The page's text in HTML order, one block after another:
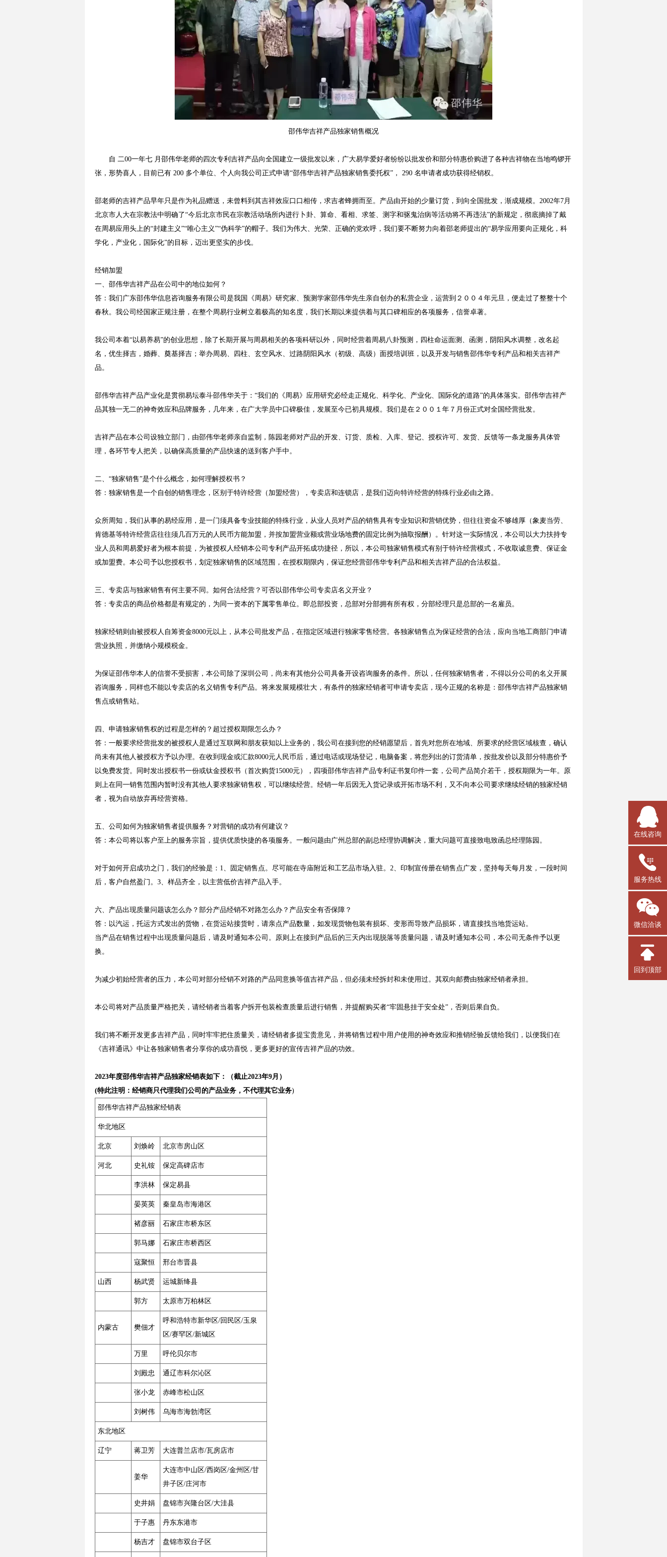
邵伟华吉祥产品独家销售概况
自 二00一年七 月邵伟华老师的四次专利吉祥产品向全国建立一级批发以来，广大易学爱好者纷纷以批发价和部分特惠价购进了各种吉祥物在当地鸣锣开
张，形势喜人，目前已有 200 多个单位、个人向我公司正式申请“邵伟华吉祥产品独家销售委托权”， 290 名申请者成功获得经销权。
邵老师的吉祥产品早年只是作为礼品赠送，未曾料到其吉祥效应口口相传，求吉者蜂拥而至。产品由开始的少量订货，到向全国批发，渐成规模。2002年7月
北京市人大在宗教法中明确了“今后北京市民在宗教活动场所内进行卜卦、算命、看相、求签、测字和驱鬼治病等活动将不再违法”的新规定，彻底摘掉了戴
在周易应用头上的“封建主义”“唯心主义”“伪科学”的帽子。我们为伟大、光荣、正确的党欢呼，我们要不断努力向着邵老师提出的“易学应用要向正规化，科
学化，产业化，国际化”的目标，迈出更坚实的步伐。
经销加盟
一、邵伟华吉祥产品在公司中的地位如何？
答：我们广东邵伟华信息咨询服务有限公司是我国《周易》研究家、预测学家邵伟华先生亲自创办的私营企业，运营到２００４年元旦，便走过了整整十个
春秋。我公司经国家正规注册，在整个周易行业树立着极高的知名度，我们长期以来提供着与其口碑相应的各项服务，信誉卓著。
我公司本着“以易养易”的创业思想，除了长期开展与周易相关的各项科研以外，同时经营着周易八卦预测，四柱命运面测、函测，阴阳风水调整，改名起
名，优生择吉，婚葬、奠基择吉；举办周易、四柱、玄空风水、过路阴阳风水（初级、高级）面授培训班，以及开发与销售邵伟华专利产品和相关吉祥产
品。
邵伟华吉祥产品产业化是贯彻易坛泰斗邵伟华关于：“我们的《周易》应用研究必经走正规化、科学化、产业化、国际化的道路”的具体落实。邵伟华吉祥产
品其独一无二的神奇效应和品牌服务，几年来，在广大学员中口碑极佳，发展至今已初具规模。我们是在２００１年７月份正式对全国经营批发。
吉祥产品在本公司设独立部门，由邵伟华老师亲自监制，陈园老师对产品的开发、订货、质检、入库、登记、授权许可、发货、反馈等一条龙服务具体管
理，各环节专人把关，以确保高质量的产品快速的送到客户手中。
二、“独家销售”是个什么概念，如何理解授权书？
答：独家销售是一个自创的销售理念，区别于特许经营（加盟经营），专卖店和连锁店，是我们迈向特许经营的特殊行业必由之路。
众所周知，我们从事的易经应用，是一门须具备专业技能的特殊行业，从业人员对产品的销售具有专业知识和营销优势，但往往资金不够雄厚（象麦当劳、
肯德基等特许经营店往往须几百万元的人民币方能加盟，并按加盟营业额或营业场地费的固定比例为抽取报酬）。针对这一实际情况，本公司以大力扶持专
业人员和周易爱好者为根本前提，为被授权人经销本公司专利产品开拓成功捷径，所以，本公司独家销售模式有别于特许经营模式，不收取诚意费、保证金
或加盟费。本公司予以您授权书，划定独家销售的区域范围，在授权期限内，保证您经营邵伟华专利产品和相关吉祥产品的合法权益。
三、专卖店与独家销售有何主要不同。如何合法经营？可否以邵伟华公司专卖店名义开业？
答：专卖店的商品价格都是有规定的，为同一资本的下属零售单位。即总部投资，总部对分部拥有所有权，分部经理只是总部的一名雇员。
独家经销则由被授权人自筹资金8000元以上，从本公司批发产品，在指定区域进行独家零售经营。各独家销售点为保证经营的合法，应向当地工商部门申请
营业执照，并缴纳小规模税金。
为保证邵伟华本人的信誉不受损害，本公司除了深圳公司，尚未有其他分公司具备开设咨询服务的条件。所以，任何独家销售者，不得以分公司的名义开展
咨询服务，同样也不能以专卖店的名义销售专利产品。将来发展规模壮大，有条件的独家经销者可申请专卖店，现今正规的名称是：邵伟华吉祥产品独家销
售点或销售站。
四、申请独家销售权的过程是怎样的？超过授权期限怎么办？
答：一般要求经营批发的被授权人是通过互联网和朋友获知以上业务的，我公司在接到您的经销愿望后，首先对您所在地域、所要求的经营区域核查，确认
尚未有其他人被授权方予以办理。在收到现金或汇款8000元人民币后，通过电话或现场登记，电脑备案，将您列出的订货清单，按批发价以及部分特惠价予
以免费发货。同时发出授权书一份或钛金授权书（首次购货15000元），四项邵伟华吉祥产品专利证书复印件一套，公司产品简介若干，授权期限为一年。原
则上在同一销售范围内暂时没有其他人要求独家销售权，可以继续经营。经销一年后因无入货记录或开拓市场不利，又不向本公司要求继续经销的独家经销
者，视为自动放弃再经营资格。
五、公司如何为独家销售者提供服务？对营销的成功有何建议？
答：本公司将以客户至上的服务宗旨，提供优质快捷的各项服务。一般问题由广州总部的副总经理协调解决，重大问题可直接致电致函总经理陈园。
对于如何开启成功之门，我们的经验是：1、固定销售点。尽可能在寺庙附近和工艺品市场入驻。2、印制宣传册在销售点广发，坚持每天每月发，一段时间
后，客户自然盈门。3、样品齐全，以主营低价吉祥产品入手。
六、产品出现质量问题该怎么办？部分产品经销不对路怎么办？产品安全有否保障？
答：以汽运，托运方式发出的货物，在货运站接货时，请亲点产品数量，如发现货物包装有损坏、变形而导致产品损坏，请直接找当地货运站。
当产品在销售过程中出现质量问题后，请及时通知本公司。原则上在接到产品后的三天内出现脱落等质量问题，请及时通知本公司，本公司无条件予以更
换。
为减少初始经营者的压力，本公司对部分经销不对路的产品同意换等值吉祥产品，但必须未经拆封和未使用过。其双向邮费由独家经销者承担。
本公司将对产品质量严格把关，请经销者当着客户拆开包装检查质量后进行销售，并提醒购买者“牢固悬挂于安全处”，否则后果自负。
我们将不断开发更多吉祥产品，同时牢牢把住质量关，请经销者多提宝贵意见，并将销售过程中用户使用的神奇效应和推销经验反馈给我们，以便我们在
《吉祥通讯》中让各独家销售者分享你的成功喜悦，更多更好的宣传吉祥产品的功效。
2023年度邵伟华吉祥产品独家经销表如下：（截止2023年9月）
(特此注明：经销商只代理我们公司的产品业务，不代理其它业务)
邵伟华吉祥产品独家经销表
华北地区
北京 刘焕岭 北京市房山区
河北 史礼铵 保定高碑店市
李洪林 保定易县
晏英英 秦皇岛市海港区
褚彦丽 石家庄市桥东区
郭马娜 石家庄市桥西区
寇聚恒 邢台市晋县
山西 杨武贤 运城新绛县
郭方 太原市万柏林区
内蒙古 樊佃才
呼和浩特市新华区/回民区/玉泉
区/赛罕区/新城区
万里 呼伦贝尔市
刘殿忠 通辽市科尔沁区
张小龙 赤峰市松山区
刘树伟 乌海市海勃湾区
东北地区
辽宁 蒋卫芳 大连普兰店市/瓦房店市
姜华
大连市中山区/西岗区/金州区/甘
井子区/庄河市
史井娟 盘锦市兴隆台区/大洼县
于子惠 丹东东港市
杨吉才 盘锦市双台子区
在线咨询
服务热线
微信洽谈
回到顶部